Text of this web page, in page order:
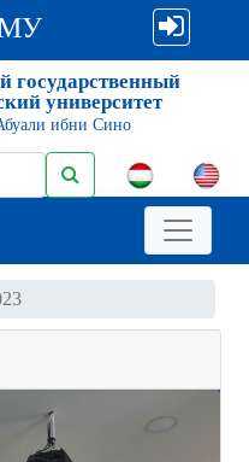
государственный
университет
ибни Сино